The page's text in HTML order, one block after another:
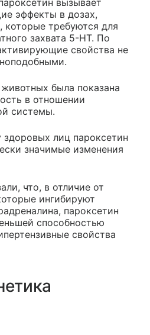
эффекты в дозах,
требуются для
захвата 5-НТ. По
свойства не
была показана
в отношении
системы.
лиц пароксетин
значимые изменения
что, в отличие от
ингибируют
пароксетин
способностью
свойства